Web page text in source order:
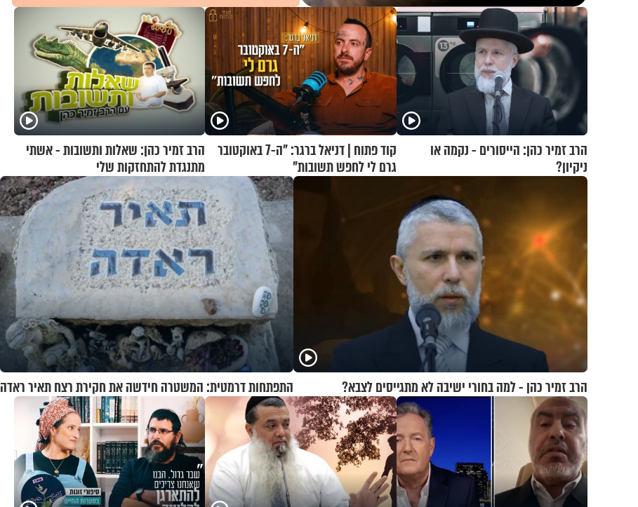
הרב זמיר כהן: הייסורים - נקמה או
ניקיון?
קוד פתוח | דניאל ברגר: "ה-7 באוקטובר
גרם לי לחפש תשובות"
הרב זמיר כהן: שאלות ותשובות - אשתי
מתנגדת להתחזקות שלי
הרב זמיר כהן - למה בחורי ישיבה לא מתגייסים לצבא? התפתחות דרמטית: המשטרה חידשה את חקירת רצח תאיר ראדה